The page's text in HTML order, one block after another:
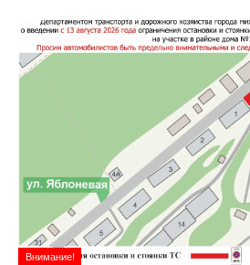
Внимание!